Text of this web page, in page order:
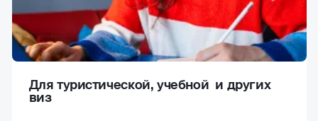
Для туристической, учебной и других
виз